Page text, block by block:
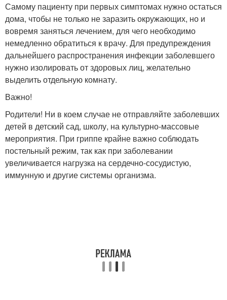
Самому пациенту при первых симптомах нужно остаться
дома, чтобы не только не заразить окружающих, но и
вовремя заняться лечением, для чего необходимо
немедленно обратиться к врачу. Для предупреждения
дальнейшего распространения инфекции заболевшего
нужно изолировать от здоровых лиц, желательно
выделить отдельную комнату.
Важно!
Родители! Ни в коем случае не отправляйте заболевших
детей в детский сад, школу, на культурно-массовые
мероприятия. При гриппе крайне важно соблюдать
постельный режим, так как при заболевании
увеличивается нагрузка на сердечно-сосудистую,
иммунную и другие системы организма.